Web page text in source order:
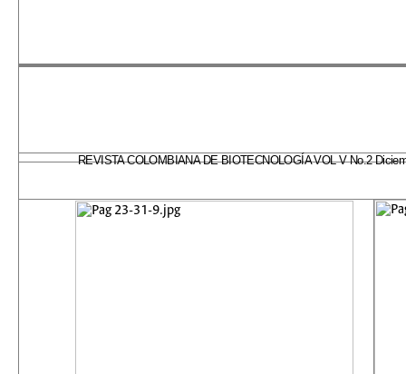
REVISTA COLOMBIANA DE BIOTECNOLOGÍA VOL V No.2